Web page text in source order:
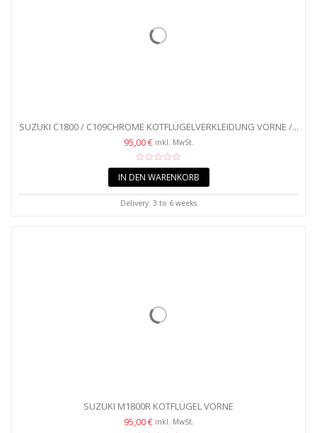
SUZUKI C1800 / C109CHROME KOTFLÜGELVERKLEIDUNG VORNE /...
95,00 € inkl. MwSt.
IN DEN WARENKORB
Delivery: 3 to 6 weeks
SUZUKI M1800R KOTFLÜGEL VORNE
95,00 € inkl. MwSt.